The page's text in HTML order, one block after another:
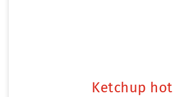
Ketchup hot